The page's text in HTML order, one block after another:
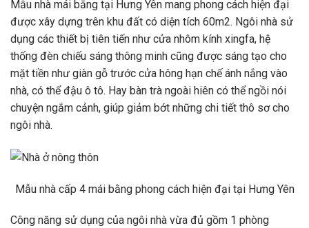
Mẫu nhà mái bằng tại Hưng Yên mang phong cách hiện đại
được xây dựng trên khu đất có diện tích 60m2. Ngôi nhà sử
dụng các thiết bị tiên tiến như cửa nhôm kính xingfa, hệ
thống đèn chiếu sáng thông minh cũng được sáng tạo cho
mặt tiền như giàn gỗ trước cửa hông hạn chế ánh nắng vào
nhà, có thể đậu ô tô. Hay bàn trà ngoài hiên có thể ngồi nói
chuyện ngắm cảnh, giúp giảm bớt những chi tiết thô sơ cho
ngôi nhà.
Mẫu nhà cấp 4 mái bằng phong cách hiện đại tại Hưng Yên
Công năng sử dụng của ngôi nhà vừa đủ gồm 1 phòng